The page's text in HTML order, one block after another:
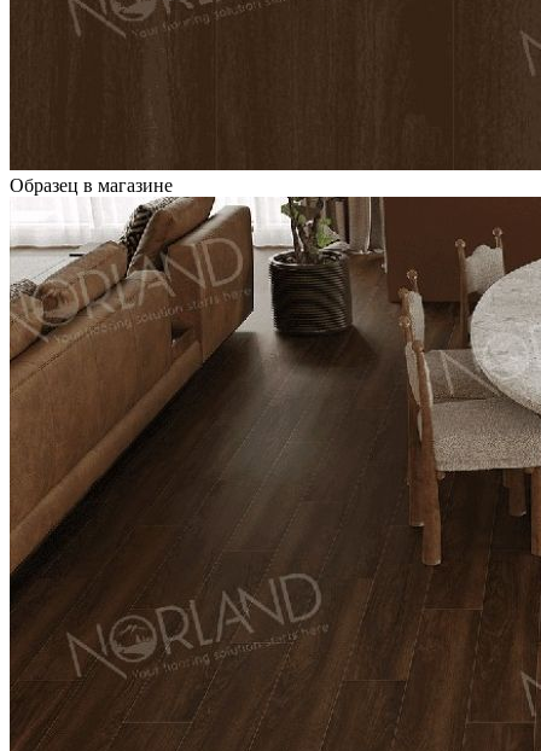
Образец в магазине